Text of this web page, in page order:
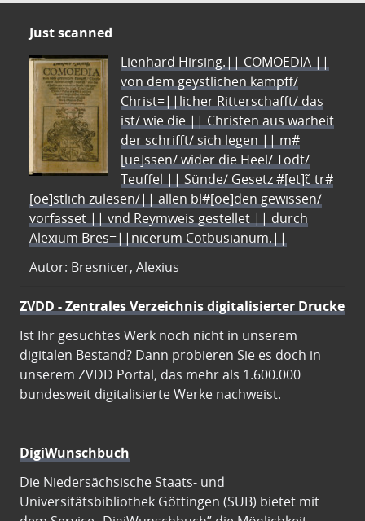
Just scanned
Lienhard Hirsing.|| COMOEDIA ||
von dem geystlichen kampff/
Christ=||licher Ritterschafft/ das
ist/ wie die || Christen aus warheit
der schrifft/ sich legen || m#
[ue]ssen/ wider die Heel/ Todt/
Teuffel || Sünde/ Gesetz #[et]c̃ tr#
[oe]stlich zulesen/|| allen bl#[oe]den gewissen/
vorfasset || vnd Reymweis gestellet || durch
Alexium Bres=||nicerum Cotbusianum.||
Autor: Bresnicer, Alexius
ZVDD - Zentrales Verzeichnis digitalisierter Drucke
Ist Ihr gesuchtes Werk noch nicht in unserem
digitalen Bestand? Dann probieren Sie es doch in
unserem ZVDD Portal, das mehr als 1.600.000
bundesweit digitalisierte Werke nachweist.
DigiWunschbuch
Die Niedersächsische Staats- und
Universitätsbibliothek Göttingen (SUB) bietet mit